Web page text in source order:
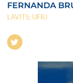
FERNANDA
LAVITS; UFRJ